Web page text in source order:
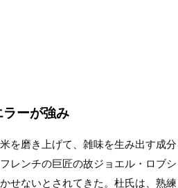
ラーが強み
磨き上げて、雑味を生み出す成
レンチの巨匠の故ジョエル・ロブ
ないとされてきた。杜氏は、熟